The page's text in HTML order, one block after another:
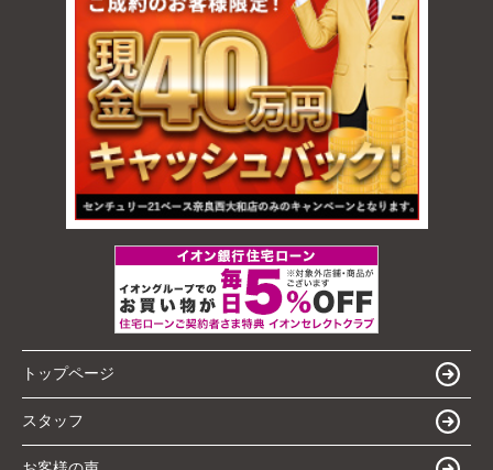
トップページ
スタッフ